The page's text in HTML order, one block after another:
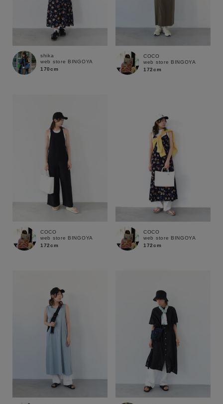
この条件で絞り込む
shika
web store BINGOYA
170cm
COCO
web store BINGOYA
172cm
COCO
web store BINGOYA
172cm
COCO
web store BINGOYA
172cm